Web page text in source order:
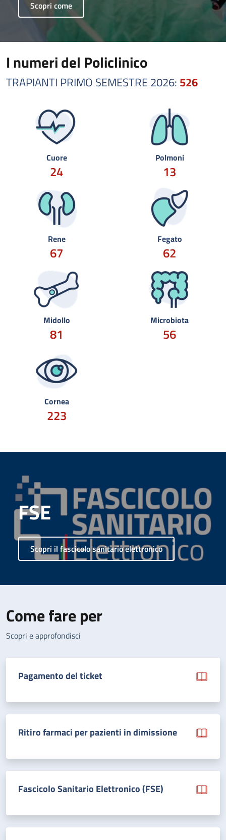
Scopri come
I numeri del Policlinico
TRAPIANTI PRIMO SEMESTRE 2026: 526
Cuore
24
Polmoni
13
Rene
67
Fegato
62
Midollo
81
Microbiota
56
Cornea
223
FSE
Scopri il fascicolo sanitario elettronico
Come fare per
Scopri e approfondisci
Pagamento del ticket
Ritiro farmaci per pazienti in dimissione
Fascicolo Sanitario Elettronico (FSE)